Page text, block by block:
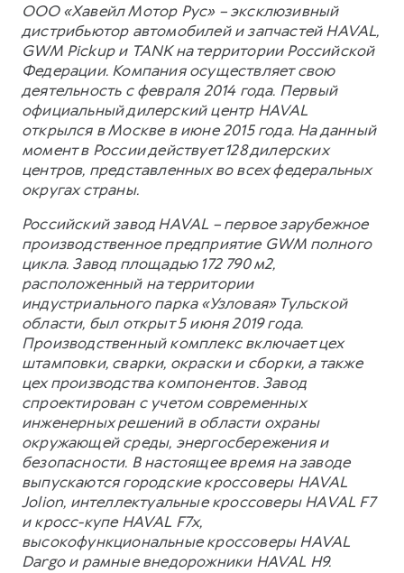
ООО «Хавейл Мотор Рус» – эксклюзивный
дистрибьютор автомобилей и запчастей HAVAL,
GWM Pickup и TANK на территории Российской
Федерации. Компания осуществляет свою
деятельность с февраля 2014 года. Первый
официальный дилерский центр HAVAL
открылся в Москве в июне 2015 года. На данный
момент в России действует 128 дилерских
центров, представленных во всех федеральных
округах страны.
Российский завод HAVAL – первое зарубежное
производственное предприятие GWM полного
цикла. Завод площадью 172 790 м2,
расположенный на территории
индустриального парка «Узловая» Тульской
области, был открыт 5 июня 2019 года.
Производственный комплекс включает цех
штамповки, сварки, окраски и сборки, а также
цех производства компонентов. Завод
спроектирован с учетом современных
инженерных решений в области охраны
окружающей среды, энергосбережения и
безопасности. В настоящее время на заводе
выпускаются городские кроссоверы HAVAL
Jolion, интеллектуальные кроссоверы HAVAL F7
и кросс-купе HAVAL F7x,
высокофункциональные кроссоверы HAVAL
Dargo и рамные внедорожники HAVAL H9.